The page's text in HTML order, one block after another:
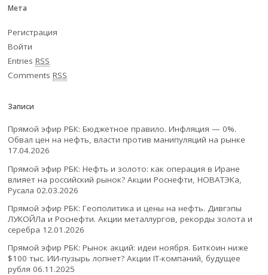
Мета
Регистрация
Войти
EntriesRSS
CommentsRSS
Записи
Прямой эфир РБК: Бюджетное правило. Инфляция — 0%.
Обвал цен на нефть, власти против манипуляций на рынке
17.04.2026
Прямой эфир РБК: Нефть и золото: как операция в Иране
влияет на российский рынок? Акции Роснефти, НОВАТЭКа,
Русала 02.03.2026
Прямой эфир РБК: Геополитика и цены на нефть. Дивгэпы
ЛУКОЙЛа и Роснефти. Акции металлургов, рекорды золота и
серебра 12.01.2026
Прямой эфир РБК: Рынок акций: идеи ноября. Биткоин ниже
$100 тыс. ИИ-пузырь лопнет? Акции IT-компаний, будущее
рубля 06.11.2025